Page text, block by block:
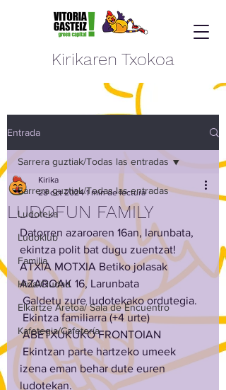
Kirikaren Txokoa
Entrada
Sarrera guztiak/Todas las entradas
Ludoteka
Ludoklub
Familia
Hiria/Ciudad
Elkartze Aretoa/ Sala de Encuentro
Kafetegia/Cafetería
Sarrera guztiak/Todas las entradas
LUDOFUN FAMILY
Kirika
28 oct 2024 1 min de lectura
Datorren azaroaren 16an, larunbata,
ekintza polit bat dugu zuentzat!
ATXIA MOTXIA Betiko jolasak
AZAROAK 16, Larunbata
Galdetu zure ludotekako ordutegia.
Ekintza familiarra (+4 urte)
ABETXUKUKO FRONTOIAN
Ekintzan parte hartzeko umeek
izena eman behar dute euren
ludotekan.